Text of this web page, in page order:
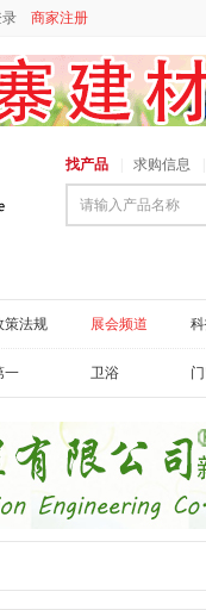
商家注册
找产品 求购信息
请输入产品名称
策法规 展会频道
一 卫浴